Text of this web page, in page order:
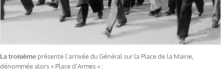
La troisième présente l’arrivée du Général sur la Place de la Mairie,
dénommée alors « Place d’Armes » :